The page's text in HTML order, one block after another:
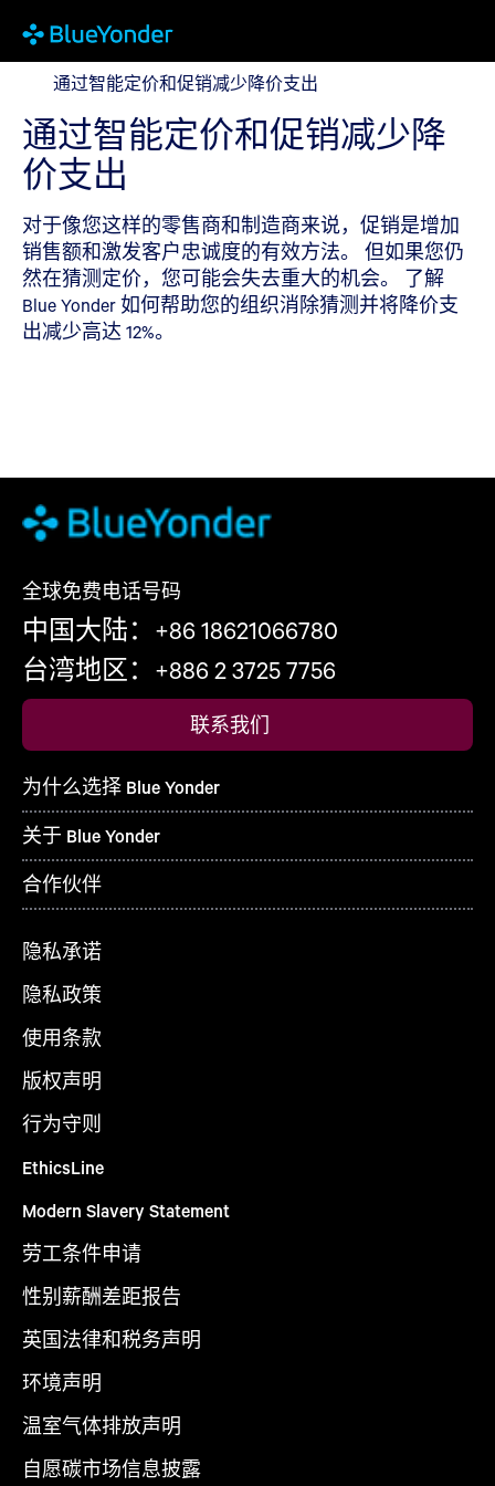
通过智能定价和促销减少降价支出
通过智能定价和促销减少降价支出
通过智能定价和促销减少降
价支出
对于像您这样的零售商和制造商来说，促销是增加
销售额和激发客户忠诚度的有效方法。 但如果您仍
然在猜测定价，您可能会失去重大的机会。 了解
Blue Yonder 如何帮助您的组织消除猜测并将降价支
出减少高达 12%。
全球免费电话号码
中国大陆：+86 18621066780
台湾地区：+886 2 3725 7756
联系我们
为什么选择 Blue Yonder
关于 Blue Yonder
合作伙伴
隐私承诺
隐私政策
使用条款
版权声明
行为守则
EthicsLine
Modern Slavery Statement
劳工条件申请
性别薪酬差距报告
英国法律和税务声明
环境声明
温室气体排放声明
自愿碳市场信息披露